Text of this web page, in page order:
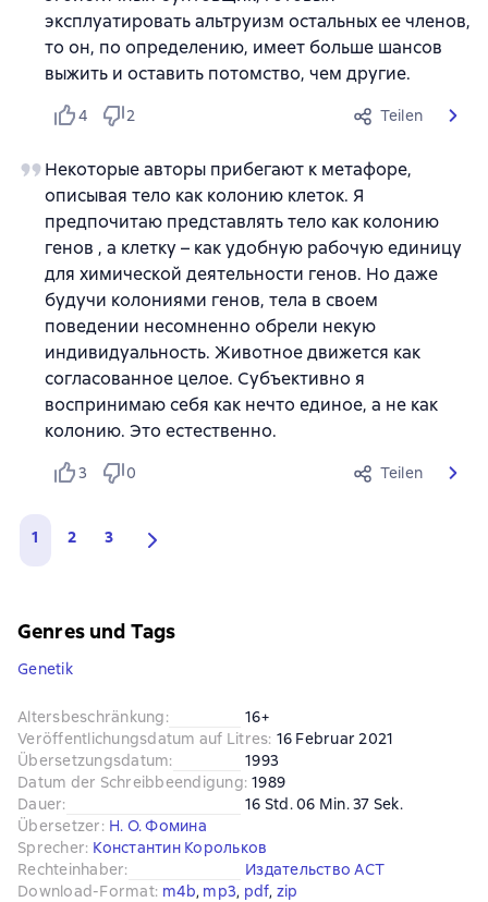
эксплуатировать альтруизм остальных ее членов,
то он, по определению, имеет больше шансов
выжить и оставить потомство, чем другие.
4 2 Teilen
Некоторые авторы прибегают к метафоре,
описывая тело как колонию клеток. Я
предпочитаю представлять тело как колонию
генов , а клетку – как удобную рабочую единицу
для химической деятельности генов. Но даже
будучи колониями генов, тела в своем
поведении несомненно обрели некую
индивидуальность. Животное движется как
согласованное целое. Субъективно я
воспринимаю себя как нечто единое, а не как
колонию. Это естественно.
3 0 Teilen
1 2 3
Genres und Tags
Genetik
Altersbeschränkung:
16+
Veröffentlichungsdatum auf Litres: 16 Februar 2021
Übersetzungsdatum:
1993
Datum der Schreibbeendigung: 1989
Dauer:
16 Std. 06 Min. 37 Sek.
Übersetzer: Н. О. Фомина
Sprecher: Константин Корольков
Rechteinhaber:
Издательство АСТ
Download-Format: m4b, mp3, pdf, zip